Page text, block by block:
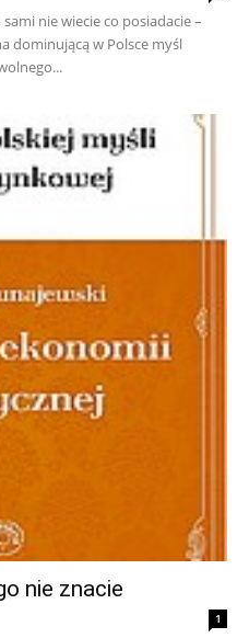
nie wiecie co posiadacie –
dominującą w Polsce myśl
nie znacie
1